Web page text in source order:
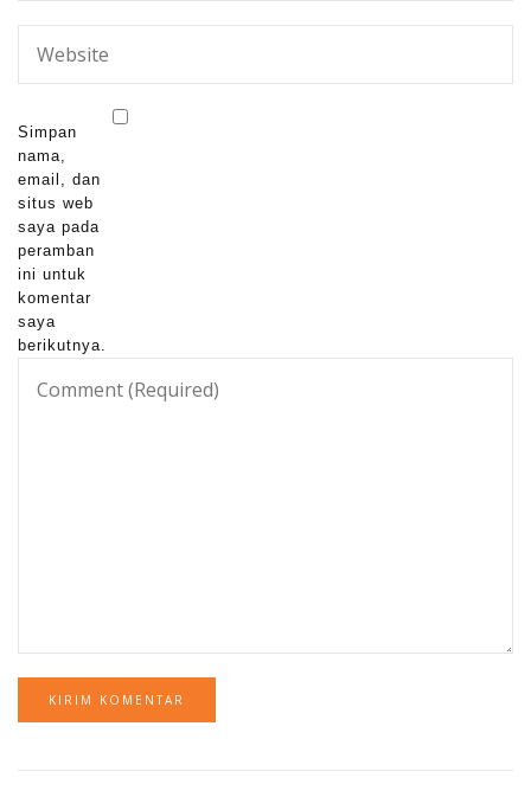
Simpan
nama,
email, dan
situs web
saya pada
peramban
ini untuk
komentar
saya
berikutnya.